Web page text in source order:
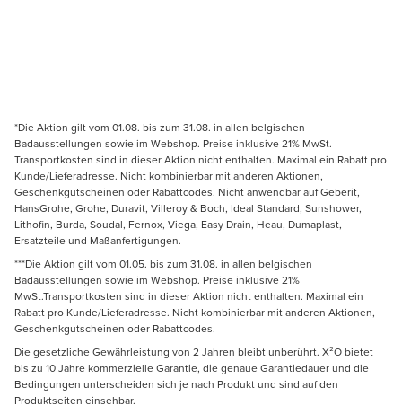
*Die Aktion gilt vom 01.08. bis zum 31.08. in allen belgischen
Badausstellungen sowie im Webshop. Preise inklusive 21% MwSt.
Transportkosten sind in dieser Aktion nicht enthalten. Maximal ein Rabatt pro
Kunde/Lieferadresse. Nicht kombinierbar mit anderen Aktionen,
Geschenkgutscheinen oder Rabattcodes. Nicht anwendbar auf Geberit,
HansGrohe, Grohe, Duravit, Villeroy & Boch, Ideal Standard, Sunshower,
Lithofin, Burda, Soudal, Fernox, Viega, Easy Drain, Heau, Dumaplast,
Ersatzteile und Maßanfertigungen.
***Die Aktion gilt vom 01.05. bis zum 31.08. in allen belgischen
Badausstellungen sowie im Webshop. Preise inklusive 21%
MwSt.Transportkosten sind in dieser Aktion nicht enthalten. Maximal ein
Rabatt pro Kunde/Lieferadresse. Nicht kombinierbar mit anderen Aktionen,
Geschenkgutscheinen oder Rabattcodes.
Die gesetzliche Gewährleistung von 2 Jahren bleibt unberührt. X²O bietet
bis zu 10 Jahre kommerzielle Garantie, die genaue Garantiedauer und die
Bedingungen unterscheiden sich je nach Produkt und sind auf den
Produktseiten einsehbar.